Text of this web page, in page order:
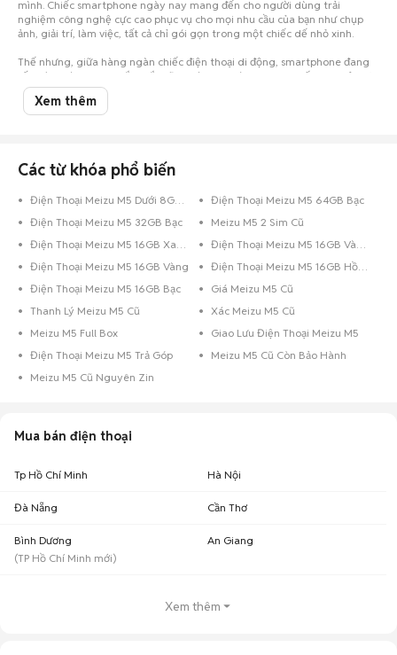
mình. Chiếc smartphone ngày nay mang đến cho người dùng trải
nghiệm công nghệ cực cao phục vụ cho mọi nhu cầu của bạn như chụp
ảnh, giải trí, làm việc, tất cả chỉ gói gọn trong một chiếc dế nhỏ xinh.
Thế nhưng, giữa hàng ngàn chiếc điện thoại di động, smartphone đang
rất thịnh hành, bạn chắc chắn sẽ vô cùng choáng ngợp, khiến cho việc lựa
chọn trở nên vô cùng khó khăn. Nhất là khi hầu bao eo hẹp thì việc cân
nhắc nên mua điện thoại cũ hay mới, mua của hãng điện thoại nào... lại
càng khó giải quyết.
Meizu M5 cũ với giá siêu tiết kiệm tại Toàn quốc nhưng vẫn đảm bảo chất
lượng. Trường hợp bạn đang sở hữu chiếc điện thoại Meizu cũ đã qua sử
dụng và muốn bán, hãy chụp hình lại và đăng tin rao bán ngay trên Chợ
Tốt.
Chúc các bạn có trải nghiệm mua bán
điện thoại cũtuyệt vời trên Chợ
Tốt.
Xem thêm
Các từ khóa phổ biến
Điện Thoại Meizu M5 Dưới 8GB Bạc
Điện Thoại Meizu M5 64GB Bạc
Điện Thoại Meizu M5 32GB Bạc
Meizu M5 2 Sim Cũ
Điện Thoại Meizu M5 16GB Xanh Dương
Điện Thoại Meizu M5 16GB Vàng Hồng
Điện Thoại Meizu M5 16GB Vàng
Điện Thoại Meizu M5 16GB Hồng
Điện Thoại Meizu M5 16GB Bạc
Giá Meizu M5 Cũ
Thanh Lý Meizu M5 Cũ
Xác Meizu M5 Cũ
Meizu M5 Full Box
Giao Lưu Điện Thoại Meizu M5
Điện Thoại Meizu M5 Trả Góp
Meizu M5 Cũ Còn Bảo Hành
Meizu M5 Cũ Nguyên Zin
Mua bán điện thoại
Tp Hồ Chí Minh Hà Nội
Đà Nẵng Cần Thơ
Bình Dương
(TP Hồ Chí Minh mới)
An Giang
Xem thêm